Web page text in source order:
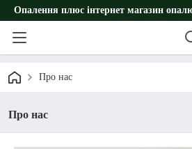
Опалення плюс інтернет магазин
Про нас
Про нас